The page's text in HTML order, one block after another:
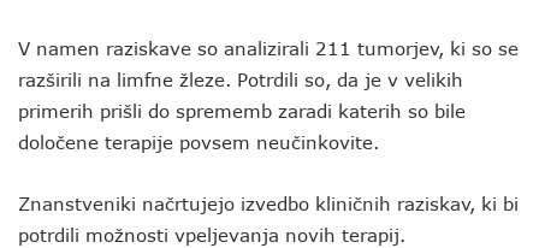
V namen raziskave so analizirali 211 tumorjev, ki so se
razširili na limfne žleze. Potrdili so, da je v velikih
primerih prišli do sprememb zaradi katerih so bile
določene terapije povsem neučinkovite.
Znanstveniki načrtujejo izvedbo kliničnih raziskav, ki bi
potrdili možnosti vpeljevanja novih terapij.